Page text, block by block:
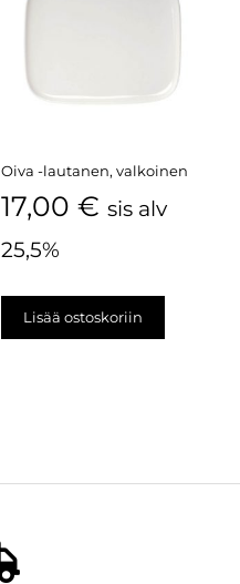
Oiva -lautanen, valkoinen
17,00 € sis alv
25,5%
Lisää ostoskoriin